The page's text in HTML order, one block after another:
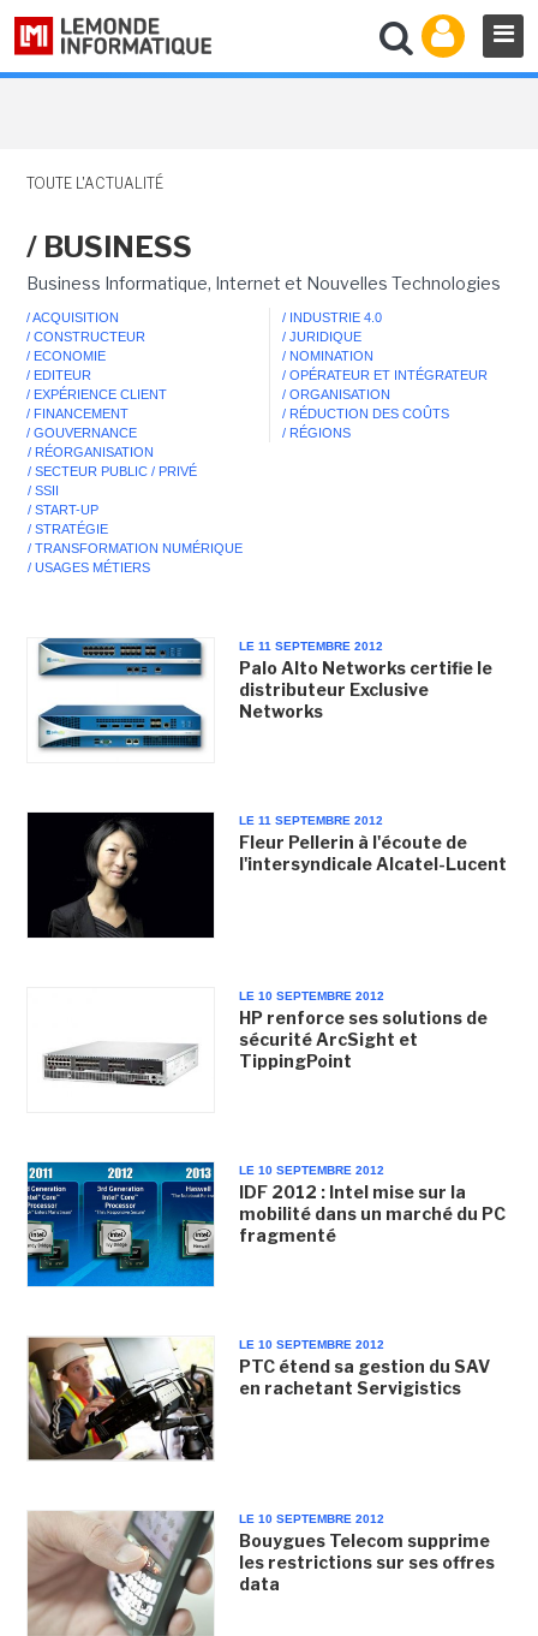
TOUTE L'ACTUALITÉ
/ BUSINESS
Business Informatique, Internet et Nouvelles Technologies
/ ACQUISITION
/ CONSTRUCTEUR
/ ECONOMIE
/ EDITEUR
/ EXPÉRIENCE CLIENT
/ FINANCEMENT
/ GOUVERNANCE
/ INDUSTRIE 4.0
/ JURIDIQUE
/ NOMINATION
/ OPÉRATEUR ET INTÉGRATEUR
/ ORGANISATION
/ RÉDUCTION DES COÛTS
/ RÉGIONS
/ RÉORGANISATION
/ SECTEUR PUBLIC / PRIVÉ
/ SSII
/ START-UP
/ STRATÉGIE
/ TRANSFORMATION NUMÉRIQUE
/ USAGES MÉTIERS
LE 11 SEPTEMBRE 2012
Palo Alto Networks certifie le
distributeur Exclusive
Networks
LE 11 SEPTEMBRE 2012
Fleur Pellerin à l'écoute de
l'intersyndicale Alcatel-Lucent
LE 10 SEPTEMBRE 2012
HP renforce ses solutions de
sécurité ArcSight et
TippingPoint
LE 10 SEPTEMBRE 2012
IDF 2012 : Intel mise sur la
mobilité dans un marché du PC
fragmenté
LE 10 SEPTEMBRE 2012
PTC étend sa gestion du SAV
en rachetant Servigistics
LE 10 SEPTEMBRE 2012
Bouygues Telecom supprime
les restrictions sur ses offres
data